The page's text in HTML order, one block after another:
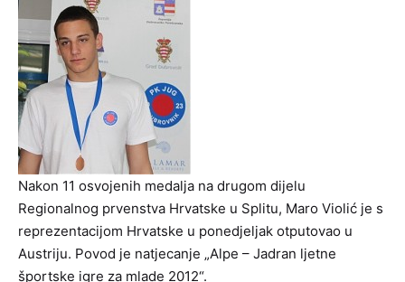
Nakon 11 osvojenih medalja na drugom dijelu
Regionalnog prvenstva Hrvatske u Splitu, Maro Violić je s
reprezentacijom Hrvatske u ponedjeljak otputovao u
Austriju. Povod je natjecanje „Alpe – Jadran ljetne
športske igre za mlade 2012“.